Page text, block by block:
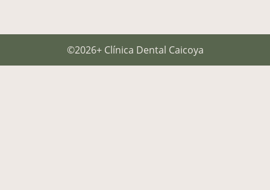
©2026+ Clínica Dental Caicoya